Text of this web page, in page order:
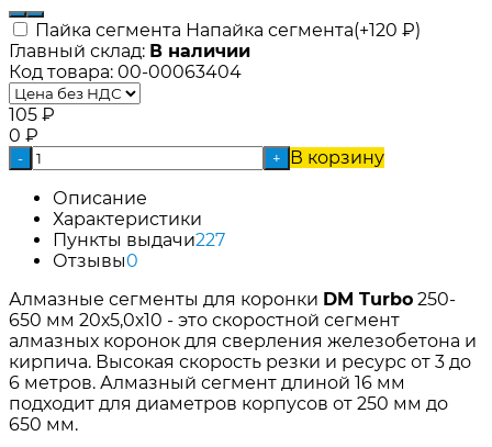
Пайка сегмента Напайка сегмента(+120 ₽)
Главный склад: В наличии
Код товара: 00-00063404
105 ₽
0 ₽
- +
В корзину
Описание
Характеристики
Пункты выдачи227
Отзывы0
Алмазные сегменты для коронки DM Turbo 250-
650 мм 20х5,0х10 - это скоростной сегмент
алмазных коронок для сверления железобетона и
кирпича. Высокая скорость резки и ресурс от 3 до
6 метров. Алмазный сегмент длиной 16 мм
подходит для диаметров корпусов от 250 мм до
650 мм.